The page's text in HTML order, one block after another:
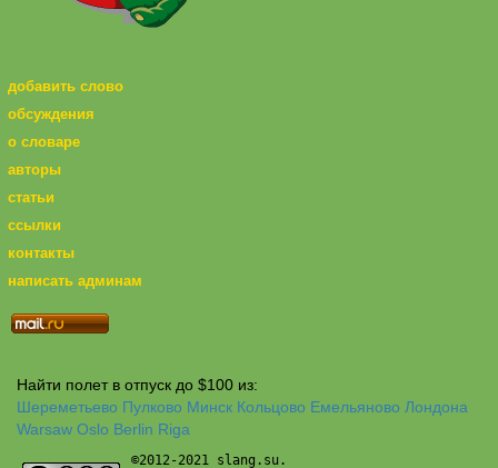
добавить слово
обсуждения
о словаре
авторы
статьи
ссылки
контакты
написать админам
Найти полет в отпуск до $100 из:
Шереметьево Пулково Минск Кольцово Емельяново Лондона
Warsaw Oslo Berlin Riga
©2012-2021 slang.su.